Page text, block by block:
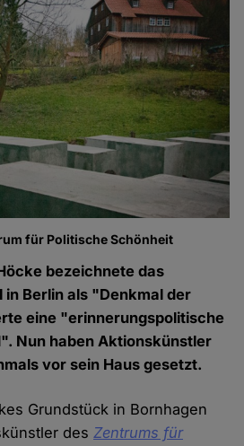
für Politische Schönheit
bezeichnete das
Berlin als "Denkmal der
eine "erinnerungspolitische
Nun haben Aktionskünstler
vor sein Haus gesetzt.
Grundstück in Bornhagen
desZentrums für